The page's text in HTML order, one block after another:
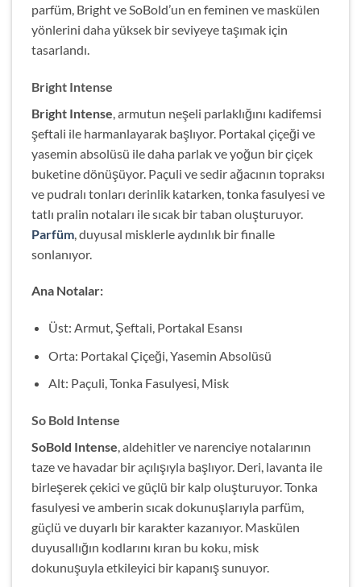
parfüm, Bright ve SoBold’un en feminen ve maskülen
yönlerini daha yüksek bir seviyeye taşımak için
tasarlandı.
Bright Intense
Bright Intense , armutun neşeli parlaklığını kadifemsi
şeftali ile harmanlayarak başlıyor. Portakal çiçeği ve
yasemin absolüsü ile daha parlak ve yoğun bir çiçek
buketine dönüşüyor. Paçuli ve sedir ağacının topraksı
ve pudralı tonları derinlik katarken, tonka fasulyesi ve
tatlı pralin notaları ile sıcak bir taban oluşturuyor.
Parfüm , duyusal misklerle aydınlık bir finalle
sonlanıyor.
Ana Notalar:
Üst: Armut, Şeftali, Portakal Esansı
Orta: Portakal Çiçeği, Yasemin Absolüsü
Alt: Paçuli, Tonka Fasulyesi, Misk
So Bold Intense
SoBold Intense, aldehitler ve narenciye notalarının
taze ve havadar bir açılışıyla başlıyor. Deri, lavanta ile
birleşerek çekici ve güçlü bir kalp oluşturuyor. Tonka
fasulyesi ve amberin sıcak dokunuşlarıyla parfüm,
güçlü ve duyarlı bir karakter kazanıyor. Maskülen
duyusallığın kodlarını kıran bu koku, misk
dokunuşuyla etkileyici bir kapanış sunuyor.